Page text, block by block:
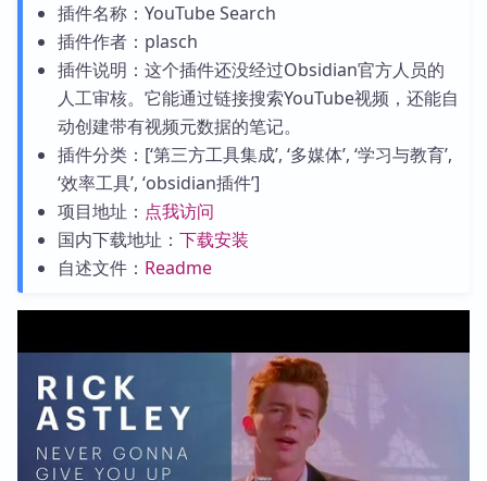
插件名称：YouTube Search
插件作者：plasch
插件说明：这个插件还没经过Obsidian官方人员的
人工审核。它能通过链接搜索YouTube视频，还能自
动创建带有视频元数据的笔记。
插件分类：[‘第三方工具集成’, ‘多媒体’, ‘学习与教育’,
‘效率工具’, ‘obsidian插件’]
项目地址： 点我访问
国内下载地址： 下载安装
自述文件： Readme